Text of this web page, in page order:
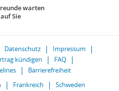
warten
auf Sie
Datenschutz
Impressum
kündigen
FAQ
Barrierefreiheit
Frankreich Schweden